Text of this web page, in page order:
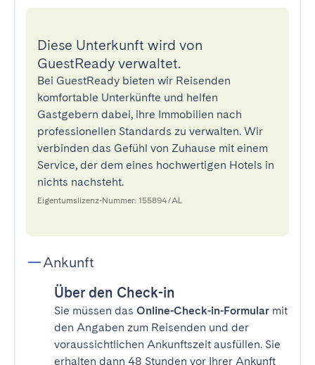
Diese Unterkunft wird von
GuestReady verwaltet.
Bei GuestReady bieten wir Reisenden
komfortable Unterkünfte und helfen
Gastgebern dabei, ihre Immobilien nach
professionellen Standards zu verwalten. Wir
verbinden das Gefühl von Zuhause mit einem
Service, der dem eines hochwertigen Hotels in
nichts nachsteht.
Eigentumslizenz-Nummer: 155894/AL
Ankunft
Über den Check-in
Sie müssen das Online-Check-in-Formular mit
den Angaben zum Reisenden und der
voraussichtlichen Ankunftszeit ausfüllen. Sie
erhalten dann 48 Stunden vor Ihrer Ankunft